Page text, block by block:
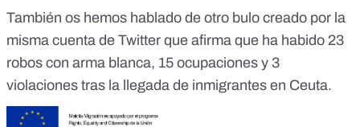
También os hemos hablado de otro bulo creado por la
misma cuenta de Twitter que afirma que ha habido 23
robos con arma blanca, 15 ocupaciones y 3
violaciones tras la llegada de inmigrantes en Ceuta.